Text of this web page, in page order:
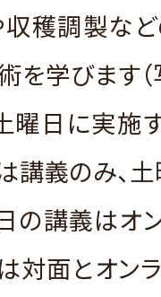
収穫調製な
学びます（
日に実施
講義のみ、
の講義はオ
対面とオン